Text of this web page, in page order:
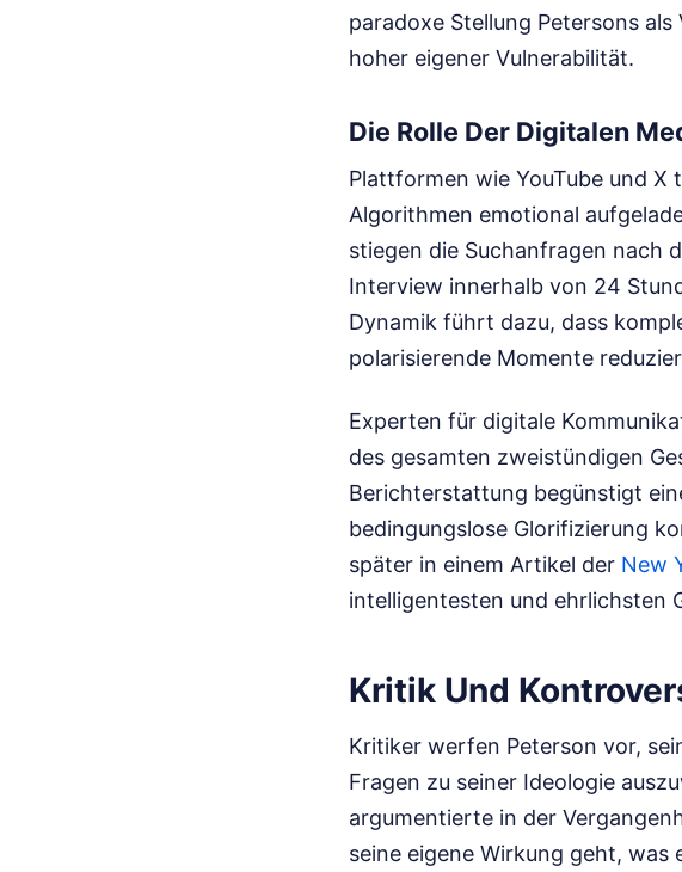
paradoxe Stellung Petersons
hoher eigener Vulnerabilität.
Die Rolle Der Digitalen
Plattformen wie YouTube und X
Algorithmen emotional
stiegen die Suchanfragen nach
Interview innerhalb von 24
Dynamik führt dazu, dass
polarisierende Momente
Experten für digitale
des gesamten zweistündigen
Berichterstattung begünstigt
bedingungslose Glorifizierung
später in einem Artikel der New
intelligentesten und ehrlichsten
Kritik Und
Kritiker werfen Peterson vor,
Fragen zu seiner Ideologie
argumentierte in der
seine eigene Wirkung geht, was